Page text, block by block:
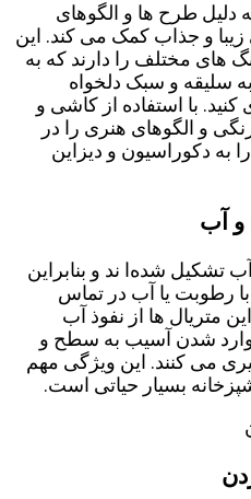
دلیل طرح ‌ها و الگوهای
زیبا و جذاب کمک می ‌کند. این
های مختلف را دارند که به
سلیقه و سبک دلخواه
با استفاده از کاشی و
و الگوهای هنری را در
به دکوراسیون و دیزاین
و آب
تشکیل شده‌ا ند و بنابراین
رطوبت یا آب در تماس
متریال ها از نفوذ آب
وارد شدن آسیب به سطح و
می‌ کنند. این ویژگی مهم
بسیار حیاتی است.